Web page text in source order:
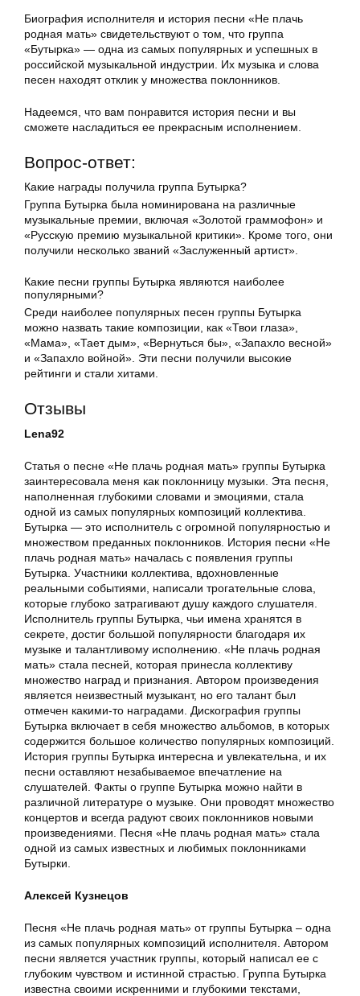
Биография исполнителя и история песни «Не плачь
родная мать» свидетельствуют о том, что группа
«Бутырка» — одна из самых популярных и успешных в
российской музыкальной индустрии. Их музыка и слова
песен находят отклик у множества поклонников.
Надеемся, что вам понравится история песни и вы
сможете насладиться ее прекрасным исполнением.
Вопрос-ответ:
Какие награды получила группа Бутырка?
Группа Бутырка была номинирована на различные
музыкальные премии, включая «Золотой граммофон» и
«Русскую премию музыкальной критики». Кроме того, они
получили несколько званий «Заслуженный артист».
Какие песни группы Бутырка являются наиболее
популярными?
Среди наиболее популярных песен группы Бутырка
можно назвать такие композиции, как «Твои глаза»,
«Мама», «Тает дым», «Вернуться бы», «Запахло весной»
и «Запахло войной». Эти песни получили высокие
рейтинги и стали хитами.
Отзывы
Lena92
Статья о песне «Не плачь родная мать» группы Бутырка
заинтересовала меня как поклонницу музыки. Эта песня,
наполненная глубокими словами и эмоциями, стала
одной из самых популярных композиций коллектива.
Бутырка — это исполнитель с огромной популярностью и
множеством преданных поклонников. История песни «Не
плачь родная мать» началась с появления группы
Бутырка. Участники коллектива, вдохновленные
реальными событиями, написали трогательные слова,
которые глубоко затрагивают душу каждого слушателя.
Исполнитель группы Бутырка, чьи имена хранятся в
секрете, достиг большой популярности благодаря их
музыке и талантливому исполнению. «Не плачь родная
мать» стала песней, которая принесла коллективу
множество наград и признания. Автором произведения
является неизвестный музыкант, но его талант был
отмечен какими-то наградами. Дискография группы
Бутырка включает в себя множество альбомов, в которых
содержится большое количество популярных композиций.
История группы Бутырка интересна и увлекательна, и их
песни оставляют незабываемое впечатление на
слушателей. Факты о группе Бутырка можно найти в
различной литературе о музыке. Они проводят множество
концертов и всегда радуют своих поклонников новыми
произведениями. Песня «Не плачь родная мать» стала
одной из самых известных и любимых поклонниками
Бутырки.
Алексей Кузнецов
Песня «Не плачь родная мать» от группы Бутырка – одна
из самых популярных композиций исполнителя. Автором
песни является участник группы, который написал ее с
глубоким чувством и истинной страстью. Группа Бутырка
известна своими искренними и глубокими текстами,